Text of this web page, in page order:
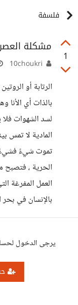
فلسفة
1
مشكلة
الرتابة أو
بالذات أي
لسد الشهوات
المادية لا تمس
تموت شيءً فشيءً
الحرية ،
العمل المفرغة
بالإنسان في بحر
يرجى الدخول